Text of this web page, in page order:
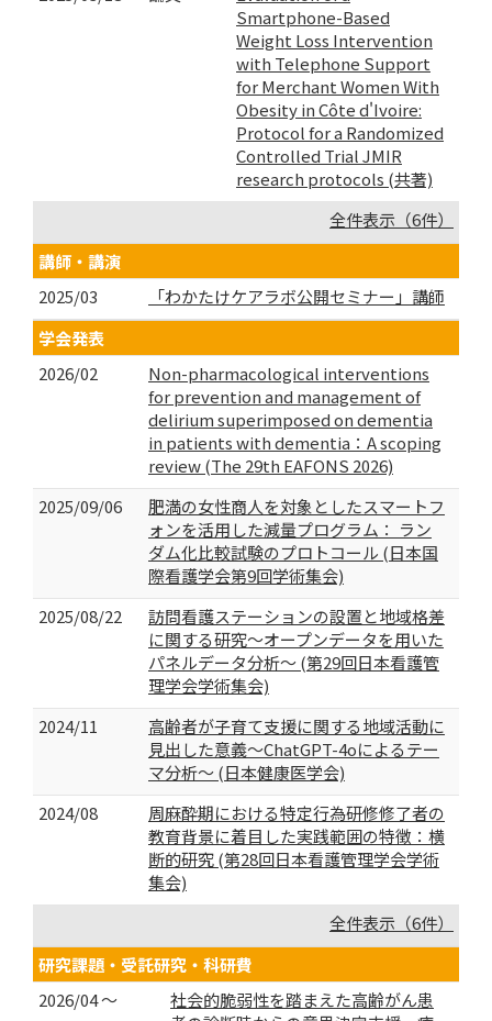
Smartphone-Based
Weight Loss Intervention
with Telephone Support
for Merchant Women With
Obesity in Côte d'Ivoire:
Protocol for a Randomized
Controlled Trial JMIR
research protocols (共著)
全件表示（6件）
講師・講演
2025/03
「わかたけケアラボ公開セミナー」講師
学会発表
2026/02
Non-pharmacological interventions
for prevention and management of
delirium superimposed on dementia
in patients with dementia：A scoping
review (The 29th EAFONS 2026)
2025/09/06
肥満の女性商人を対象としたスマートフ
ォンを活用した減量プログラム： ラン
ダム化比較試験のプロトコール (日本国
際看護学会第9回学術集会)
2025/08/22
訪問看護ステーションの設置と地域格差
に関する研究～オープンデータを用いた
パネルデータ分析～ (第29回日本看護管
理学会学術集会)
2024/11
高齢者が子育て支援に関する地域活動に
見出した意義～ChatGPT-4oによるテー
マ分析～ (日本健康医学会)
2024/08
周麻酔期における特定行為研修修了者の
教育背景に着目した実践範囲の特徴：横
断的研究 (第28回日本看護管理学会学術
集会)
全件表示（6件）
研究課題・受託研究・科研費
2026/04 ～
社会的脆弱性を踏まえた高齢がん患